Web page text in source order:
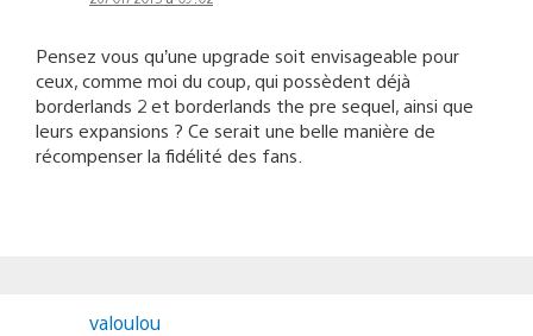
Pensez vous qu’une upgrade soit envisageable pour
ceux, comme moi du coup, qui possèdent déjà
borderlands 2 et borderlands the pre sequel, ainsi que
leurs expansions ? Ce serait une belle manière de
récompenser la fidélité des fans.
valoulou